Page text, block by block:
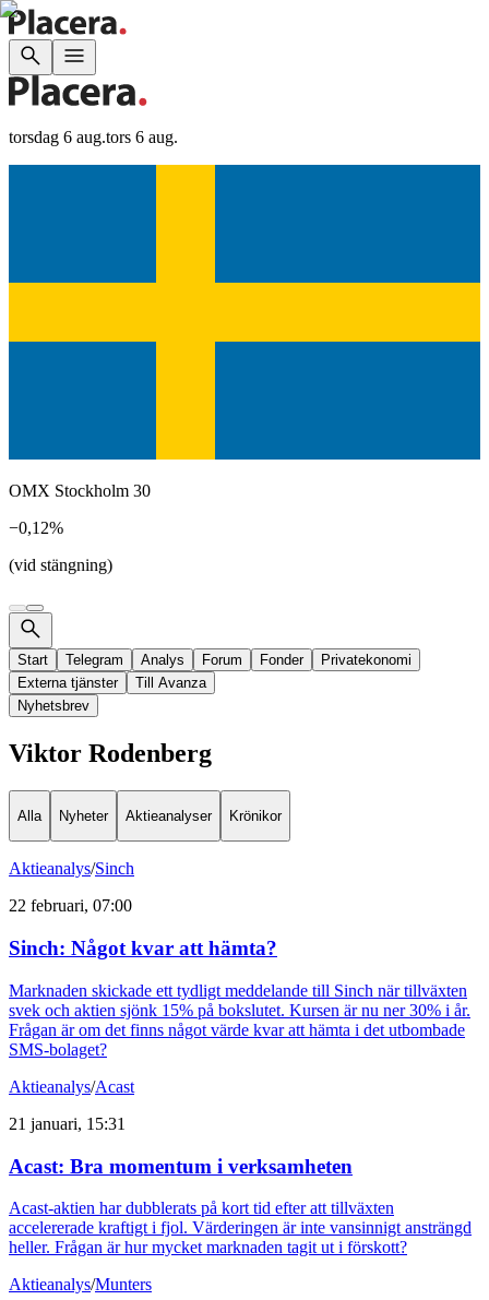
torsdag 6 aug.tors 6 aug.
OMX Stockholm 30
−0,12%
(vid stängning)
Start Telegram Analys Forum Fonder
Privatekonomi
Externa tjänster
Till Avanza
Nyhetsbrev
Viktor Rodenberg
Alla Nyheter Aktieanalyser Krönikor
Aktieanalys/Sinch
22 februari, 07:00
Sinch: Något kvar att hämta?
Marknaden skickade ett tydligt meddelande till Sinch när tillväxten
svek och aktien sjönk 15% på bokslutet. Kursen är nu ner 30% i år.
Frågan är om det finns något värde kvar att hämta i det utbombade
SMS-bolaget?
Aktieanalys/Acast
21 januari, 15:31
Acast: Bra momentum i verksamheten
Acast-aktien har dubblerats på kort tid efter att tillväxten
accelererade kraftigt i fjol. Värderingen är inte vansinnigt ansträngd
heller. Frågan är hur mycket marknaden tagit ut i förskott?
Aktieanalys/Munters